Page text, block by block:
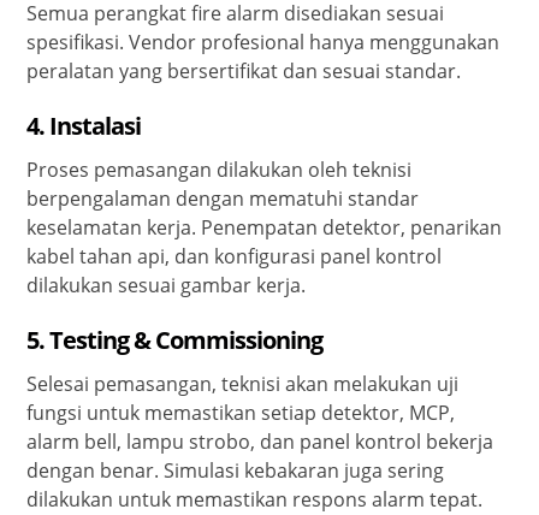
Semua perangkat fire alarm disediakan sesuai
spesifikasi. Vendor profesional hanya menggunakan
peralatan yang bersertifikat dan sesuai standar.
4.Instalasi
Proses pemasangan dilakukan oleh teknisi
berpengalaman dengan mematuhi standar
keselamatan kerja. Penempatan detektor, penarikan
kabel tahan api, dan konfigurasi panel kontrol
dilakukan sesuai gambar kerja.
5.Testing & Commissioning
Selesai pemasangan, teknisi akan melakukan uji
fungsi untuk memastikan setiap detektor, MCP,
alarm bell, lampu strobo, dan panel kontrol bekerja
dengan benar. Simulasi kebakaran juga sering
dilakukan untuk memastikan respons alarm tepat.